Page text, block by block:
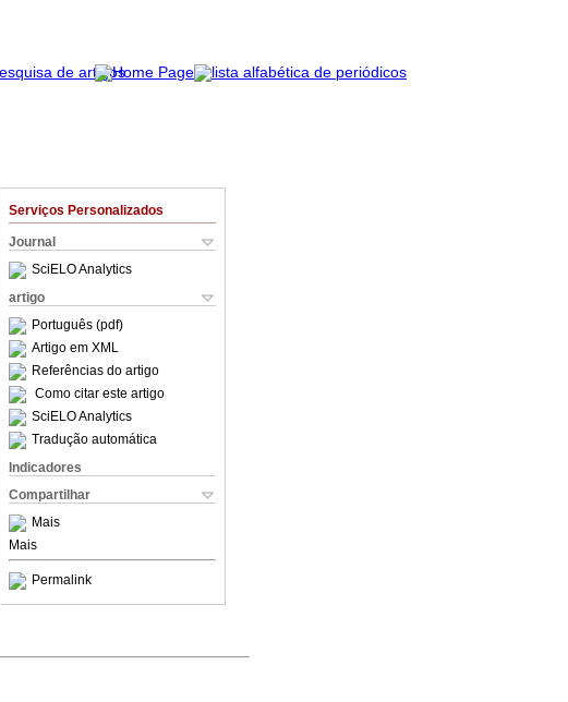
Serviços Personalizados
Journal
SciELO Analytics
artigo
Português (pdf)
Artigo em XML
Referências do artigo
Como citar este artigo
SciELO Analytics
Tradução automática
Indicadores
Compartilhar
Mais
Mais
Permalink